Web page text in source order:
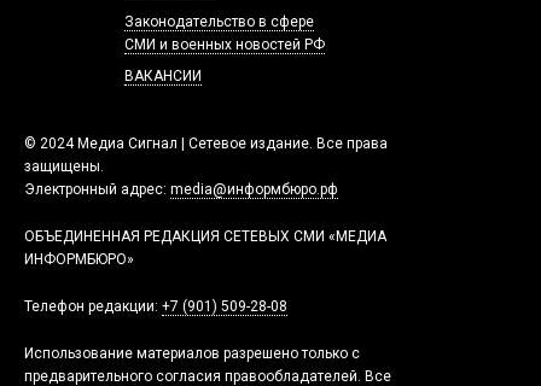
© 2024 Медиа Сигнал | Сетевое издание. Все права
защищены.
Электронный адрес: media@информбюро.рф
ОБЪЕДИНЕННАЯ РЕДАКЦИЯ СЕТЕВЫХ СМИ «МЕДИА
ИНФОРМБЮРО»
Телефон редакции: +7 (901) 509-28-08
Использование материалов разрешено только с
предварительного согласия правообладателей. Все
Законодательство в сфере
СМИ и военных новостей РФ
ВАКАНСИИ